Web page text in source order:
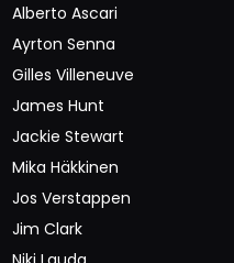
Alberto Ascari
Ayrton Senna
Gilles Villeneuve
James Hunt
Jackie Stewart
Mika Häkkinen
Jos Verstappen
Jim Clark